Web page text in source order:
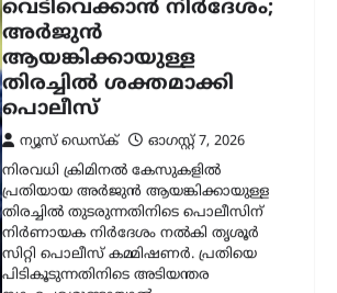
ന്യൂസ് ഡെസ്ക്
നിരവധി ക്രിമിനൽ കേസുകളിൽ
പ്രതിയായ അർജുൻ ആയങ്കിക്കായുള്ള
തിരച്ചിൽ തുടരുന്നതിനിടെ പൊലീസിന്
നിർണായക നിർദേശം നൽകി തൃശൂർ
സിറ്റി പൊലീസ് കമ്മിഷണർ. പ്രതിയെ
പിടികൂടുന്നതിനിടെ അടിയന്തര
സാഹചര്യമുണ്ടായാൽ…
ട്രെൻഡിംഗ്, ദേശീയം, രാഷ്ട്രീയം
ഭീകരരും തീവ്രവാദികളും
ഭയപ്പെടുന്ന നേതാവ്;